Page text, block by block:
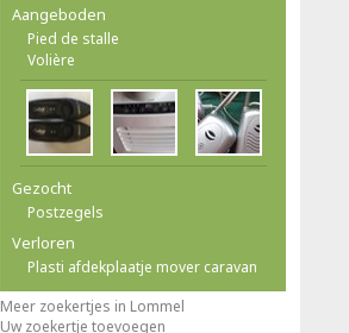
Aangeboden
Pied de stalle
Volière
Gezocht
Postzegels
Verloren
Plasti afdekplaatje mover caravan
Meer zoekertjes in Lommel
Uw zoekertje toevoegen